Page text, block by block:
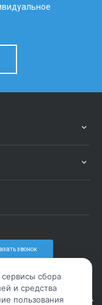
Обороны дом 86 лит А
звонок
сбора
и средства
пользования